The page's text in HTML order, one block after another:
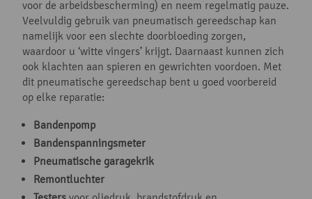
voor de arbeidsbescherming) en neem regelmatig pauze.
Veelvuldig gebruik van pneumatisch gereedschap kan
namelijk voor een slechte doorbloeding zorgen,
waardoor u ‘witte vingers’ krijgt. Daarnaast kunnen zich
ook klachten aan spieren en gewrichten voordoen. Met
dit pneumatische gereedschap bent u goed voorbereid
op elke reparatie:
Bandenpomp
Bandenspanningsmeter
Pneumatische garagekrik
Remontluchter